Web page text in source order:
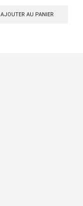
AJOUTER AU PANIER